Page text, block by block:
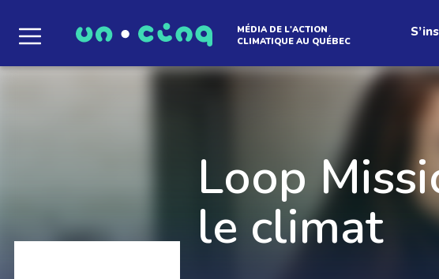
MÉDIA DE L'ACTION
CLIMATIQUE AU QUÉBEC
Loop
le climat